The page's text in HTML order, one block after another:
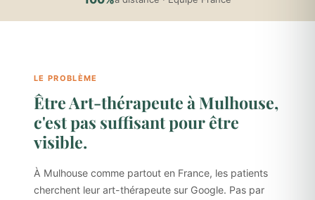
LE PROBLÈME
Être Art-thérapeute à Mulhouse,
c'est pas suffisant pour être
visible.
À Mulhouse comme partout en France, les patients
cherchent leur art-thérapeute sur Google. Pas par